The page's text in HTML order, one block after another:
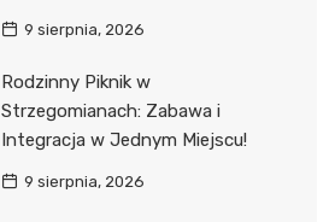
9 sierpnia, 2026
Rodzinny Piknik w
Strzegomianach: Zabawa i
Integracja w Jednym Miejscu!
9 sierpnia, 2026